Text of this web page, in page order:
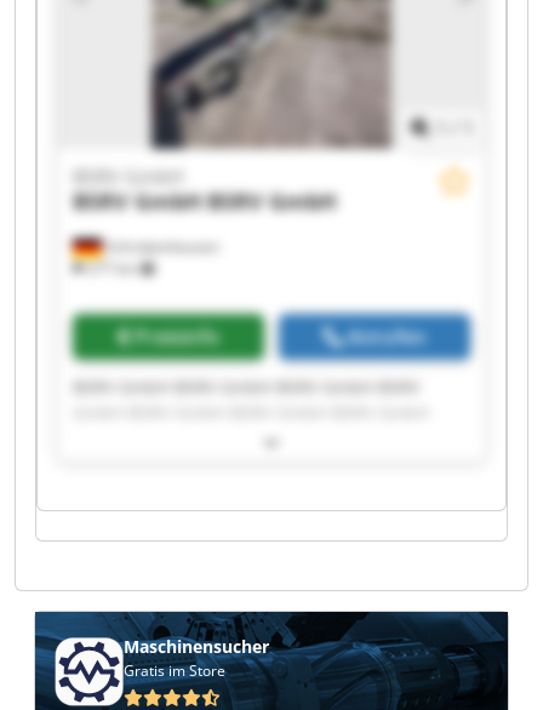
Schrobenhausen
277 km
BSRV GmbHBSRV GmbH
Preisinfo Anrufen
BSRV GmbH BSRV GmbH BSRV GmbH BSRV
GmbH BSRV GmbH BSRV GmbH
Maschinensucher
Gratis im Store